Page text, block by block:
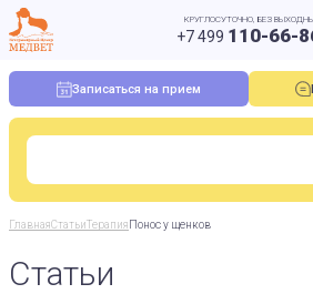
КРУГЛОСУТОЧНО, БЕЗ
+7 499 110-66-
Записаться на прием
ГлавнаяСтатьиТерапия Понос у щенков
Статьи